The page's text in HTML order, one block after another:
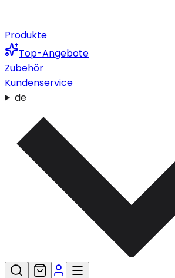
Produkte
Top-Angebote
Zubehör
Kundenservice
de